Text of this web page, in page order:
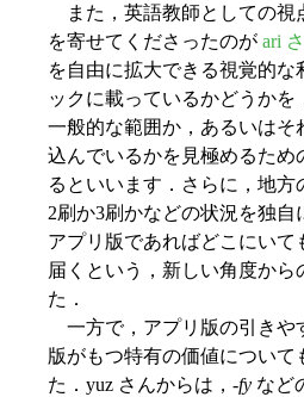
また，英語教師としての視
を寄せてくださったのが ari
を自由に拡大できる視覚的
ックに載っているかどうか
一般的な範囲か，あるいはそ
込んでいるかを見極めるため
るといいます．さらに，地
2刷か3刷かなどの状況を独自
アプリ版であればどこにいて
届くという，新しい角度か
た．
一方で，アプリ版の引きや
版がもつ特有の価値について
た．yuz さんからは， -fy など